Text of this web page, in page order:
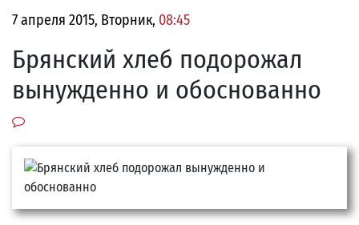
7 апреля 2015, Вторник, 08:45
Брянский хлеб подорожал
вынужденно и обоснованно